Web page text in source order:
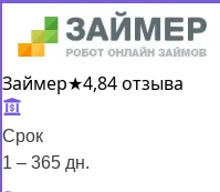
Займер★4,84 отзыва
Срок
1 – 365 дн.